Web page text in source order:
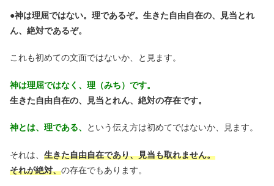
●神は理屈ではない。理であるぞ。生きた自由自在の、見当とれ
ん、絶対であるぞ。
これも初めての文面ではないか、と見ます。
神は理屈ではなく、理（みち）です。
生きた自由自在の、見当とれん、絶対の存在です。
神とは、理である、 という伝え方は初めてではないか、見ます。
それは、 生きた自由自在であり、見当も取れません。
それが絶対、の存在でもあります。